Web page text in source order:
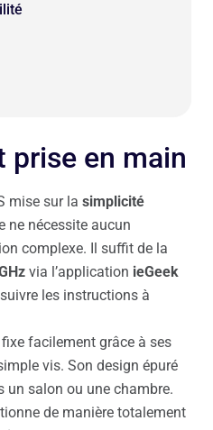
prise en main
mise sur la simplicité
ne nécessite aucun
complexe. Il suffit de la
via l’application ieGeek
les instructions à
facilement grâce à ses
vis. Son design épuré
un salon ou une chambre.
de manière totalement